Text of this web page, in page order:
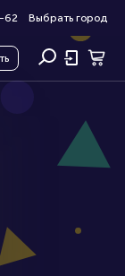
62 Выбрать город